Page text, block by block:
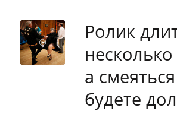
Ролик
несколько
а
будете